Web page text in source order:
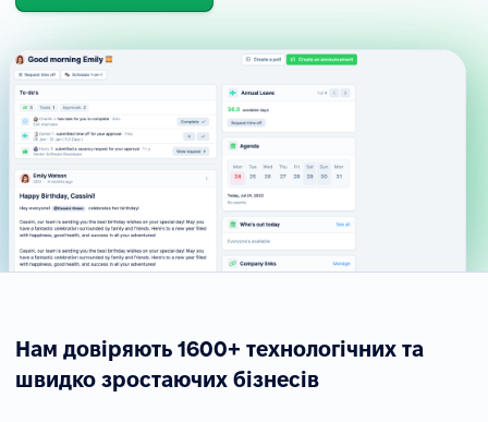
Нам довіряють 1600+ технологічних та
швидко зростаючих бізнесів